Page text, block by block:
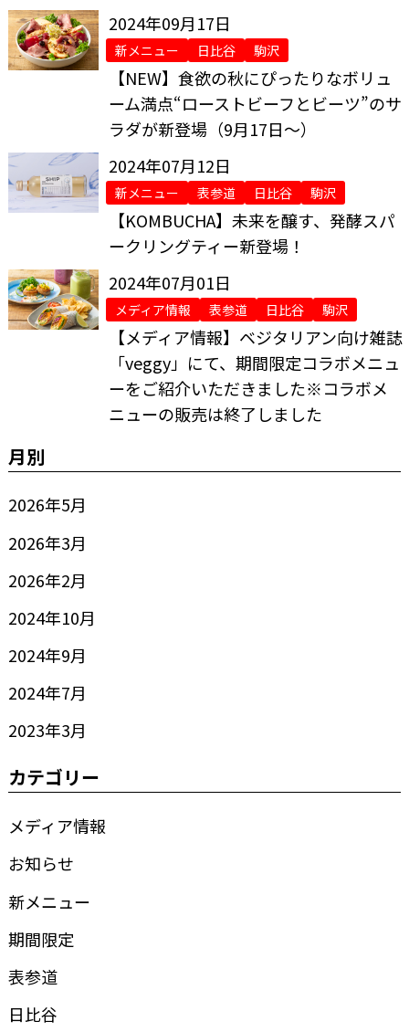
2024年09月17日
新メニュー 日比谷 駒沢
【NEW】食欲の秋にぴったりなボリュ
ーム満点“ローストビーフとビーツ”のサ
ラダが新登場（9月17日～）
2024年07月12日
新メニュー 表参道 日比谷 駒沢
【KOMBUCHA】未来を醸す、発酵スパ
ークリングティー新登場！
2024年07月01日
メディア情報 表参道 日比谷 駒沢
【メディア情報】ベジタリアン向け雑誌
「veggy」にて、期間限定コラボメニュ
ーをご紹介いただきました※コラボメ
ニューの販売は終了しました
月別
2026年5月
2026年3月
2026年2月
2024年10月
2024年9月
2024年7月
2023年3月
カテゴリー
メディア情報
お知らせ
新メニュー
期間限定
表参道
日比谷